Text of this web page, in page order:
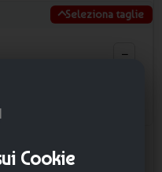
Seleziona taglie
−
Cookie